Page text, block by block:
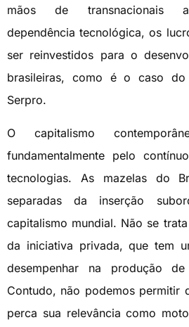
mãos de transnacionais
dependência tecnológica, os
ser reinvestidos para o
brasileiras, como é o caso
Serpro.
O capitalismo
fundamentalmente pelo
tecnologias. As mazelas do
separadas da inserção
capitalismo mundial. Não se
da iniciativa privada, que tem
desempenhar na produção
Contudo, não podemos permitir
perca sua relevância como